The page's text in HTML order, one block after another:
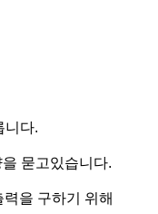
니다.
묻고있습니다.
을 구하기 위해